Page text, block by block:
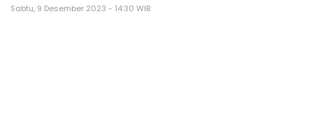
Sabtu, 9 Desember 2023 - 14:30 WIB